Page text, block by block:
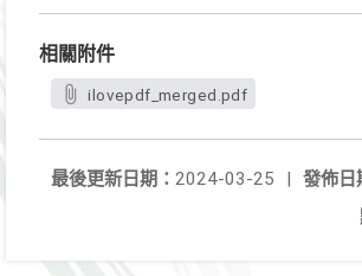
相關附件
ilovepdf_merged.pdf
發佈日
最後更新日期： 2024-03-25
|